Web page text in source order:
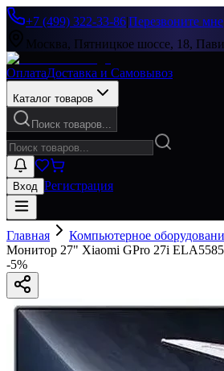
+7 (499) 322-33-86|Перезвоните мне
Москва, Пятницкое шоссе, 18,
ОплатаДоставка и Самовывоз
Каталог товаров
Поиск товаров...
Вход Регистрация
Главная Компьютерное
Монитор 27" Xiaomi GPro 27i
-5%